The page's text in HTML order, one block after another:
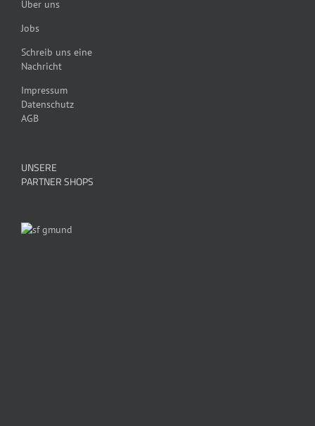
Über uns
Jobs
Schreib uns eine
Nachricht
Impressum
Datenschutz
AGB
UNSERE
PARTNER SHOPS